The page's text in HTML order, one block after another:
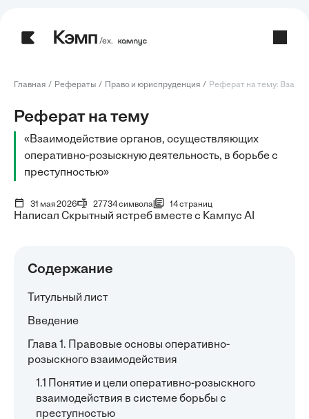
/ех.
Главная Рефераты Право и юриспруденция Реферат на тему:
Реферат на тему
«Взаимодействие органов, осуществляющих
оперативно-розыскную деятельность, в борьбе с
преступностью»
31 мая 2026 27734 символа 14 страниц
Написал Скрытный ястреб вместе с Кампус AI
Содержание
Титульный лист
Введение
Глава 1. Правовые основы оперативно-
розыскного взаимодействия
1.1 Понятие и цели оперативно-розыскного
взаимодействия в системе борьбы с
преступностью